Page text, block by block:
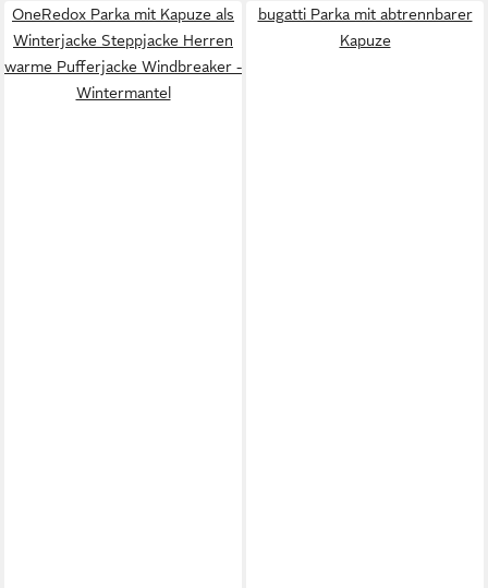
OneRedox Parka mit Kapuze als
Winterjacke Steppjacke Herren
warme Pufferjacke Windbreaker -
Wintermantel
bugatti Parka mit abtrennbarer
Kapuze